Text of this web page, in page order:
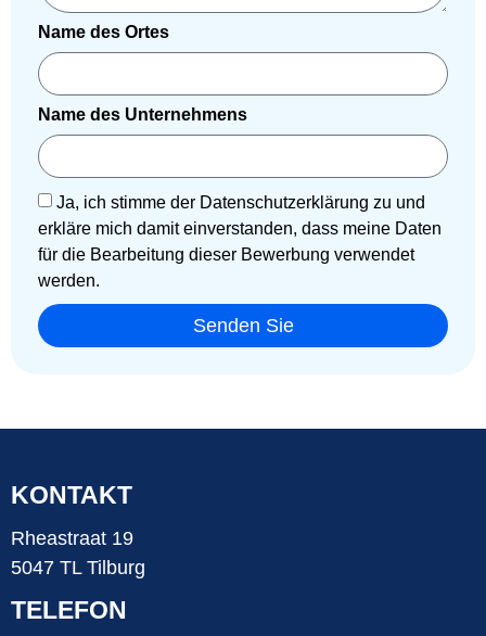
Name des Ortes
Name des Unternehmens
Ja, ich stimme der Datenschutzerklärung zu und
erkläre mich damit einverstanden, dass meine Daten
für die Bearbeitung dieser Bewerbung verwendet
werden.
Senden Sie
KONTAKT
Rheastraat 19
5047 TL Tilburg
TELEFON